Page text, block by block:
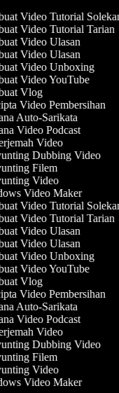
Video Tutorial Solekan
Video Tutorial Tarian
Video Ulasan
Video Ulasan
Video Unboxing
Video YouTube
Vlog
Video Pembersihan
Auto-Sarikata
Video Podcast
Video
Dubbing Video
Filem
Video
Video Maker
Video Tutorial Solekan
Video Tutorial Tarian
Video Ulasan
Video Ulasan
Video Unboxing
Video YouTube
Vlog
Video Pembersihan
Auto-Sarikata
Video Podcast
Video
Dubbing Video
Filem
Video
Video Maker